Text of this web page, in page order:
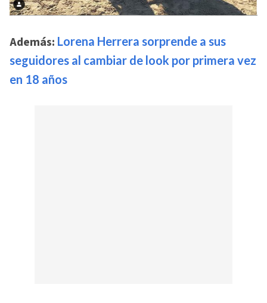
Además: Lorena Herrera sorprende a sus
seguidores al cambiar de look por primera vez
en 18 años